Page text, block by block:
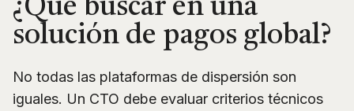
¿Qué buscar en una
solución de pagos global?
No todas las plataformas de dispersión son
iguales. Un CTO debe evaluar criterios técnicos